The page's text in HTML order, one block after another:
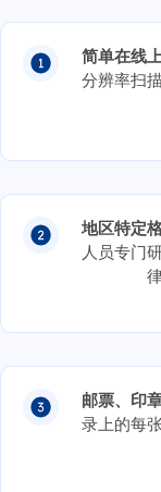
简单在线
分辨率扫
地区特定
人员专门
邮票、印
录上的每